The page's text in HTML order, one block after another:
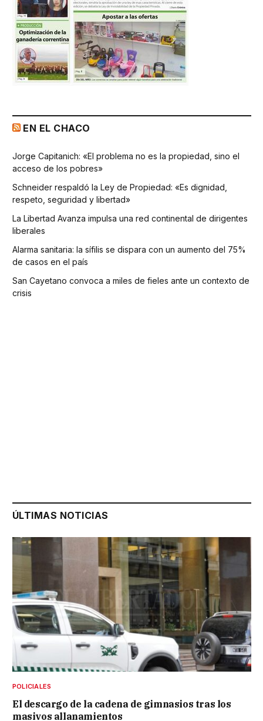
EN EL CHACO
Jorge Capitanich: «El problema no es la propiedad, sino el
acceso de los pobres»
Schneider respaldó la Ley de Propiedad: «Es dignidad,
respeto, seguridad y libertad»
La Libertad Avanza impulsa una red continental de dirigentes
liberales
Alarma sanitaria: la sífilis se dispara con un aumento del 75%
de casos en el país
San Cayetano convoca a miles de fieles ante un contexto de
crisis
ÚLTIMAS NOTICIAS
POLICIALES
El descargo de la cadena de gimnasios tras los
masivos allanamientos